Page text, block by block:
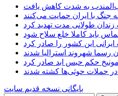
به شدت کاهش یافت
جنگ با ایران حمایت می‌کنند
طولانی مدت تهدید کرد
باید کاملا خلع سلاح شود
این کشور را صادر کرد
رسما شهروند استرالیا شدند
حکم حبس ابد صادر کرد
بایگانی نسخه قدیم سایت